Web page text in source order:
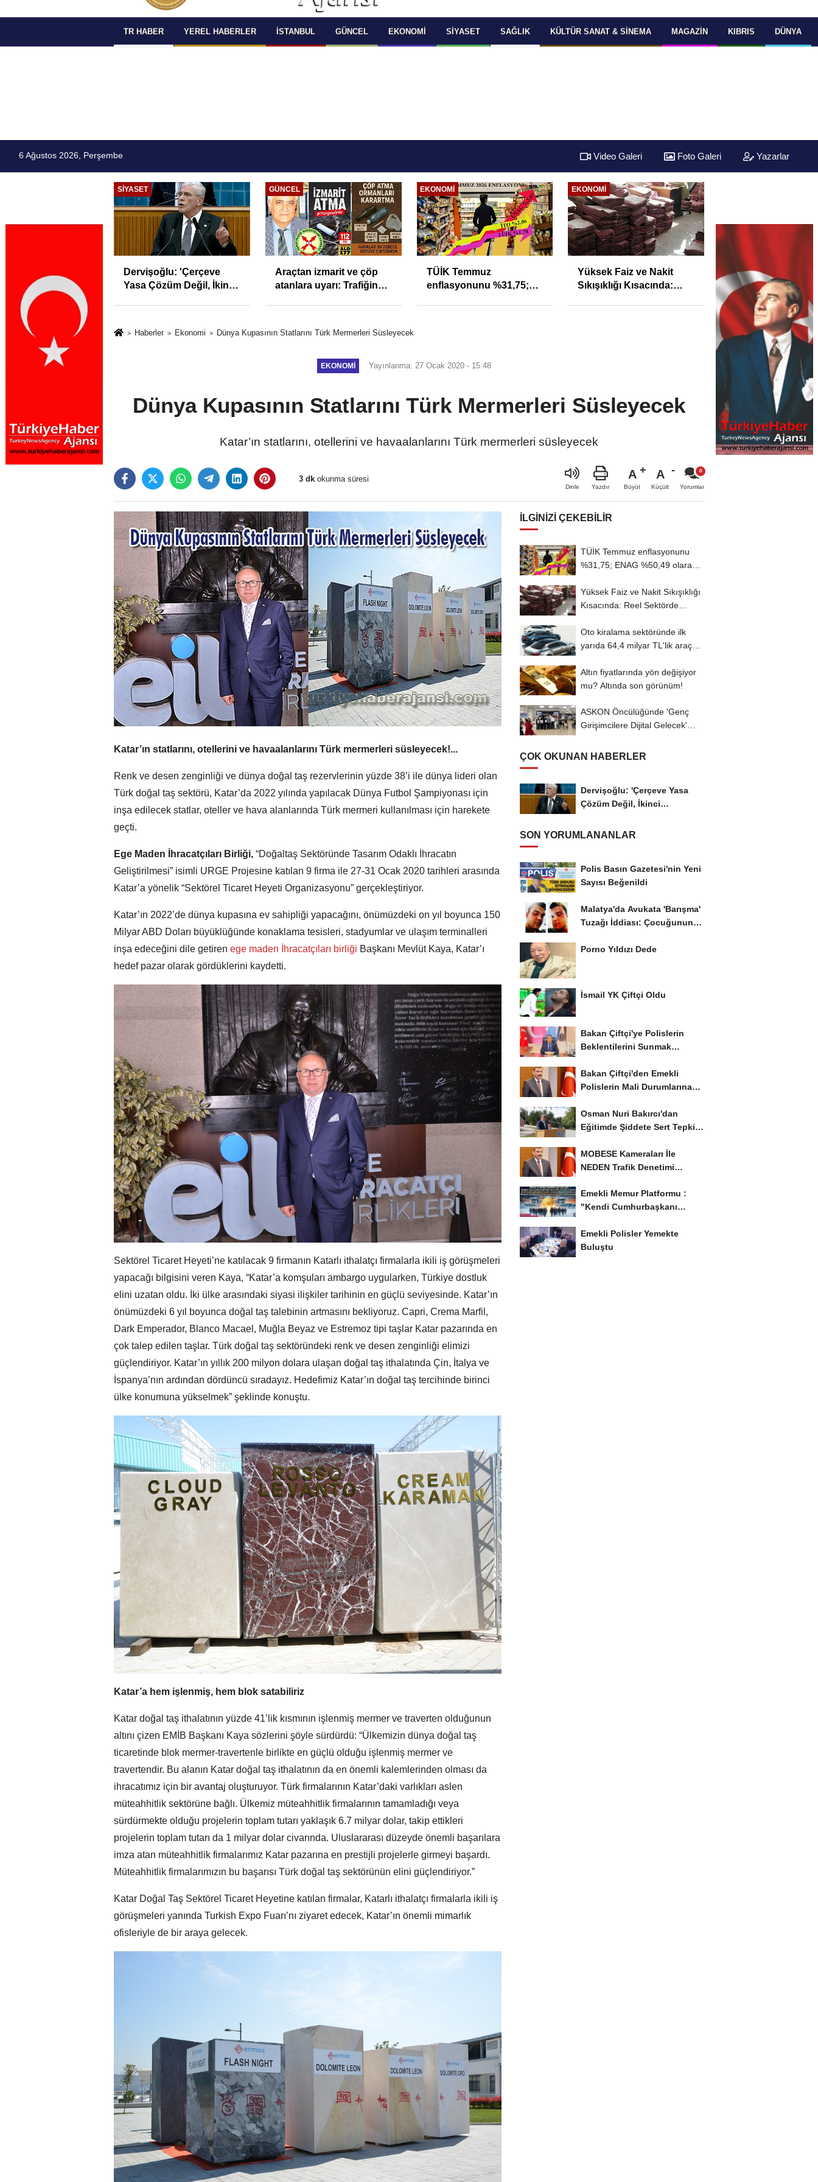
SELECT LANGUAGE YOU WOULD TO READ
OKUMAK İSTEDİĞİNİZ DİLİ SEÇİNİZ
Powered by
Translate
TR HABER YEREL HABERLER İSTANBUL GÜNCEL EKONOMI SIYASET SAĞLIK KÜLTÜR SANAT & SINEMA MAGAZIN KIBRIS DÜNYA
6 Ağustos 2026, Perşembe Video Galeri Foto Galeri Yazarlar
SIYASET
Dervişoğlu: 'Çerçeve
Yasa Çözüm Değil, İkinci
GÜNCEL
Araçtan izmarit ve çöp
atanlara uyarı: Trafiğin
EKONOMI
TÜİK Temmuz
enflasyonunu %31,75;
EKONOMI
Yüksek Faiz ve Nakit
Sıkışıklığı Kısacında:
Oto kiralama
ilk yarıda 64,4
TL'lik araç yatırımı
Haberler Ekonomi Dünya Kupasının Statlarını Türk Mermerleri Süsleyecek
EKONOMI Yayınlanma: 27 Ocak 2020 - 15:48
Dünya Kupasının Statlarını Türk Mermerleri Süsleyecek
Katar’ın statlarını, otellerini ve havaalanlarını Türk mermerleri süsleyecek
3 dk okunma süresi
Dinle Yazdır
A
Büyüt
A
Küçült Yorumlar
Katar’ın statlarını, otellerini ve havaalanlarını Türk mermerleri süsleyecek!...
Renk ve desen zenginliği ve dünya doğal taş rezervlerinin yüzde 38’i ile dünya lideri olan
Türk doğal taş sektörü, Katar’da 2022 yılında yapılacak Dünya Futbol Şampiyonası için
inşa edilecek statlar, oteller ve hava alanlarında Türk mermeri kullanılması için harekete
geçti.
Ege Maden İhracatçıları Birliği, “Doğaltaş Sektöründe Tasarım Odaklı İhracatın
Geliştirilmesi” isimli URGE Projesine katılan 9 firma ile 27-31 Ocak 2020 tarihleri arasında
Katar’a yönelik “Sektörel Ticaret Heyeti Organizasyonu” gerçekleştiriyor.
Katar’ın 2022’de dünya kupasına ev sahipliği yapacağını, önümüzdeki on yıl boyunca 150
Milyar ABD Doları büyüklüğünde konaklama tesisleri, stadyumlar ve ulaşım terminalleri
inşa edeceğini dile getiren ege maden İhracatçıları birliği Başkanı Mevlüt Kaya, Katar’ı
hedef pazar olarak gördüklerini kaydetti.
Sektörel Ticaret Heyeti’ne katılacak 9 firmanın Katarlı ithalatçı firmalarla ikili iş görüşmeleri
yapacağı bilgisini veren Kaya, “Katar’a komşuları ambargo uygularken, Türkiye dostluk
elini uzatan oldu. İki ülke arasındaki siyasi ilişkiler tarihinin en güçlü seviyesinde. Katar’ın
önümüzdeki 6 yıl boyunca doğal taş talebinin artmasını bekliyoruz. Capri, Crema Marfil,
Dark Emperador, Blanco Macael, Muğla Beyaz ve Estremoz tipi taşlar Katar pazarında en
çok talep edilen taşlar. Türk doğal taş sektöründeki renk ve desen zenginliği elimizi
güçlendiriyor. Katar’ın yıllık 200 milyon dolara ulaşan doğal taş ithalatında Çin, İtalya ve
İspanya’nın ardından dördüncü sıradayız. Hedefimiz Katar’ın doğal taş tercihinde birinci
ülke konumuna yükselmek” şeklinde konuştu.
Katar’a hem işlenmiş, hem blok satabiliriz
Katar doğal taş ithalatının yüzde 41’lik kısmının işlenmiş mermer ve traverten olduğunun
altını çizen EMİB Başkanı Kaya sözlerini şöyle sürdürdü: “Ülkemizin dünya doğal taş
ticaretinde blok mermer-travertenle birlikte en güçlü olduğu işlenmiş mermer ve
travertendir. Bu alanın Katar doğal taş ithalatının da en önemli kalemlerinden olması da
ihracatımız için bir avantaj oluşturuyor. Türk firmalarının Katar’daki varlıkları aslen
müteahhitlik sektörüne bağlı. Ülkemiz müteahhitlik firmalarının tamamladığı veya
sürdürmekte olduğu projelerin toplam tutarı yaklaşık 6.7 milyar dolar, takip ettikleri
projelerin toplam tutarı da 1 milyar dolar civarında. Uluslararası düzeyde önemli başarılara
imza atan müteahhitlik firmalarımız Katar pazarına en prestijli projelerle girmeyi başardı.
Müteahhitlik firmalarımızın bu başarısı Türk doğal taş sektörünün elini güçlendiriyor.”
Katar Doğal Taş Sektörel Ticaret Heyetine katılan firmalar, Katarlı ithalatçı firmalarla ikili iş
görüşmeleri yanında Turkish Expo Fuarı’nı ziyaret edecek, Katar’ın önemli mimarlık
ofisleriyle de bir araya gelecek.
İLGINIZI ÇEKEBILIR
TÜİK Temmuz enflasyonunu
%31,75; ENAG %50,49 olarak
Yüksek Faiz ve Nakit Sıkışıklığı
Kısacında: Reel Sektörde
Oto kiralama sektöründe ilk
yarıda 64,4 milyar TL'lik araç
Altın fiyatlarında yön değişiyor
mu? Altında son görünüm!
ASKON Öncülüğünde 'Genç
Girişimcilere Dijital Gelecek'
ÇOK OKUNAN HABERLER
Dervişoğlu: 'Çerçeve Yasa
Çözüm Değil, İkinci
SON YORUMLANANLAR
Polis Basın Gazetesi'nin Yeni
Sayısı Beğenildi
Malatya'da Avukata 'Barışma'
Tuzağı İddiası: Çocuğunun
Porno Yıldızı Dede
İsmail YK Çiftçi Oldu
Bakan Çiftçi'ye Polislerin
Beklentilerini Sunmak
Bakan Çiftçi'den Emekli
Polislerin Mali Durumlarına
Osman Nuri Bakırcı'dan
Eğitimde Şiddete Sert Tepki:
MOBESE Kameraları İle
NEDEN Trafik Denetimi
Emekli Memur Platformu :
"Kendi Cumhurbaşkanı
Emekli Polisler Yemekte
Buluştu